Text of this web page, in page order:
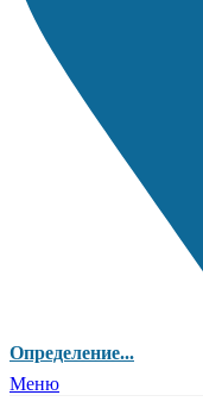
Определение...
Меню